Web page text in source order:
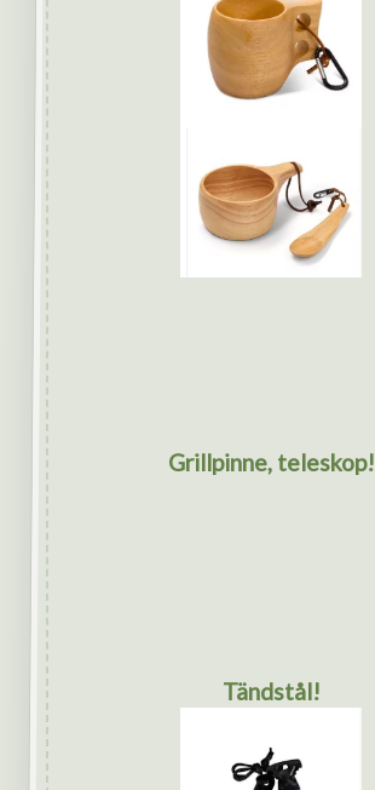
Grillpinne, teleskop!
Tändstål!